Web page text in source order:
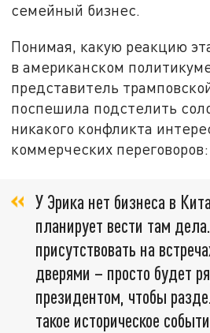
семейный бизнес.
Понимая, какую реакцию
в американском
представитель
поспешила подстелить
никакого конфликта
коммерческих переговоров:
У Эрика нет бизнеса в
планирует вести там
присутствовать на
дверями – просто будет
президентом, чтобы
такое историческое